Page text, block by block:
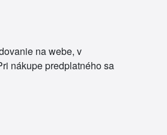
na webe, v
nákupe predplatného sa